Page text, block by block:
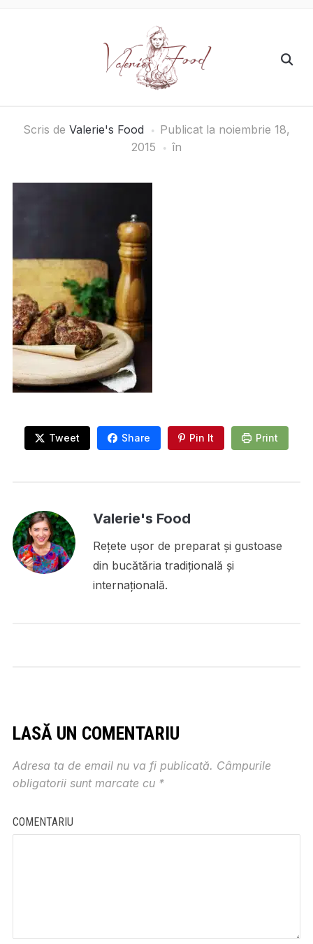
Scris de Valerie's Food Publicat la noiembrie 18,
2015
în
Tweet Share Pin It Print
Valerie's Food
Rețete ușor de preparat și gustoase
din bucătăria tradițională și
internațională.
LASĂ UN COMENTARIU
Adresa ta de email nu va fi publicată. Câmpurile
obligatorii sunt marcate cu *
COMENTARIU